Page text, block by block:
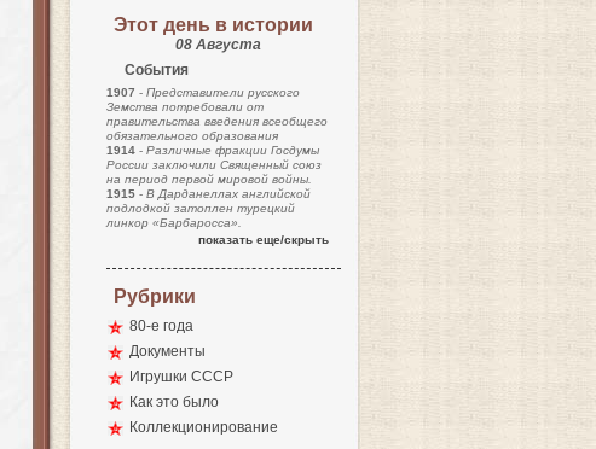
Этот день в истории
08 Августа
События
1907 - Представители русского
Земства потребовали от
правительства введения всеобщего
обязательного образования
1914 - Различные фракции Госдумы
России заключили Священный союз
на период первой мировой войны.
1915 - В Дарданеллах английской
подлодкой затоплен турецкий
линкор «Барбаросса».
показать еще/скрыть
Рубрики
80-е года
Документы
Игрушки СССР
Как это было
Коллекционирование